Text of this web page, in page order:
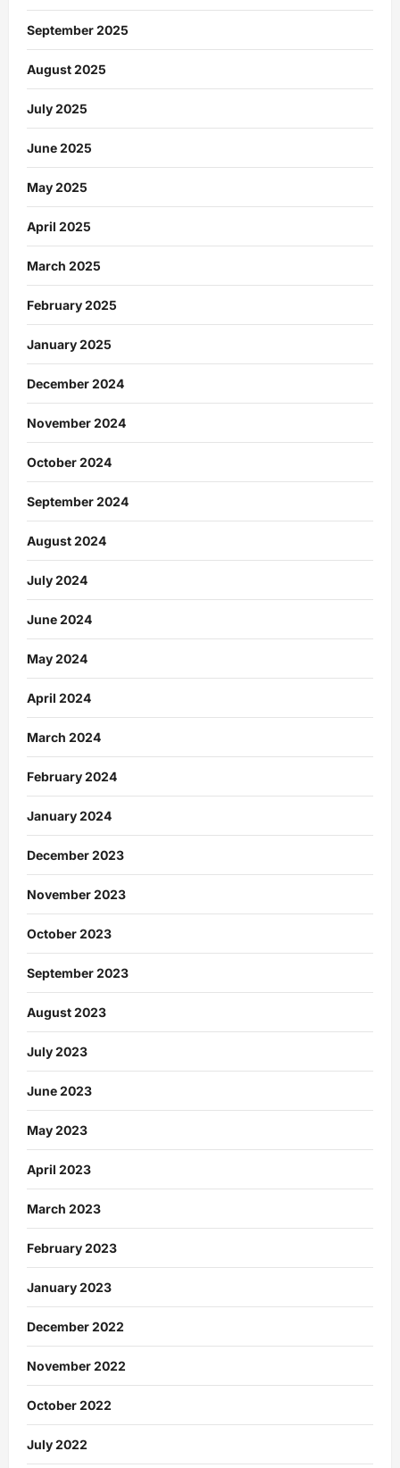
September 2025
August 2025
July 2025
June 2025
May 2025
April 2025
March 2025
February 2025
January 2025
December 2024
November 2024
October 2024
September 2024
August 2024
July 2024
June 2024
May 2024
April 2024
March 2024
February 2024
January 2024
December 2023
November 2023
October 2023
September 2023
August 2023
July 2023
June 2023
May 2023
April 2023
March 2023
February 2023
January 2023
December 2022
November 2022
October 2022
July 2022